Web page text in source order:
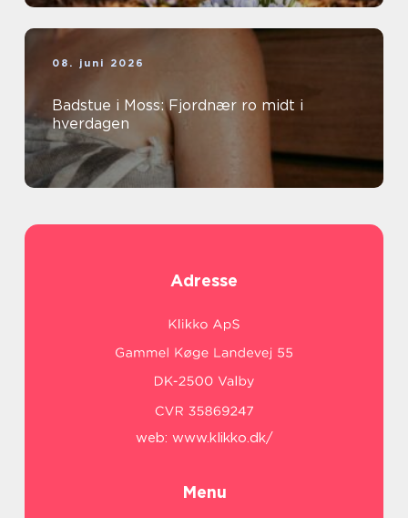
08. juni 2026
Badstue i Moss: Fjordnær ro midt i
hverdagen
Adresse
web: www.klikko.dk/
Menu